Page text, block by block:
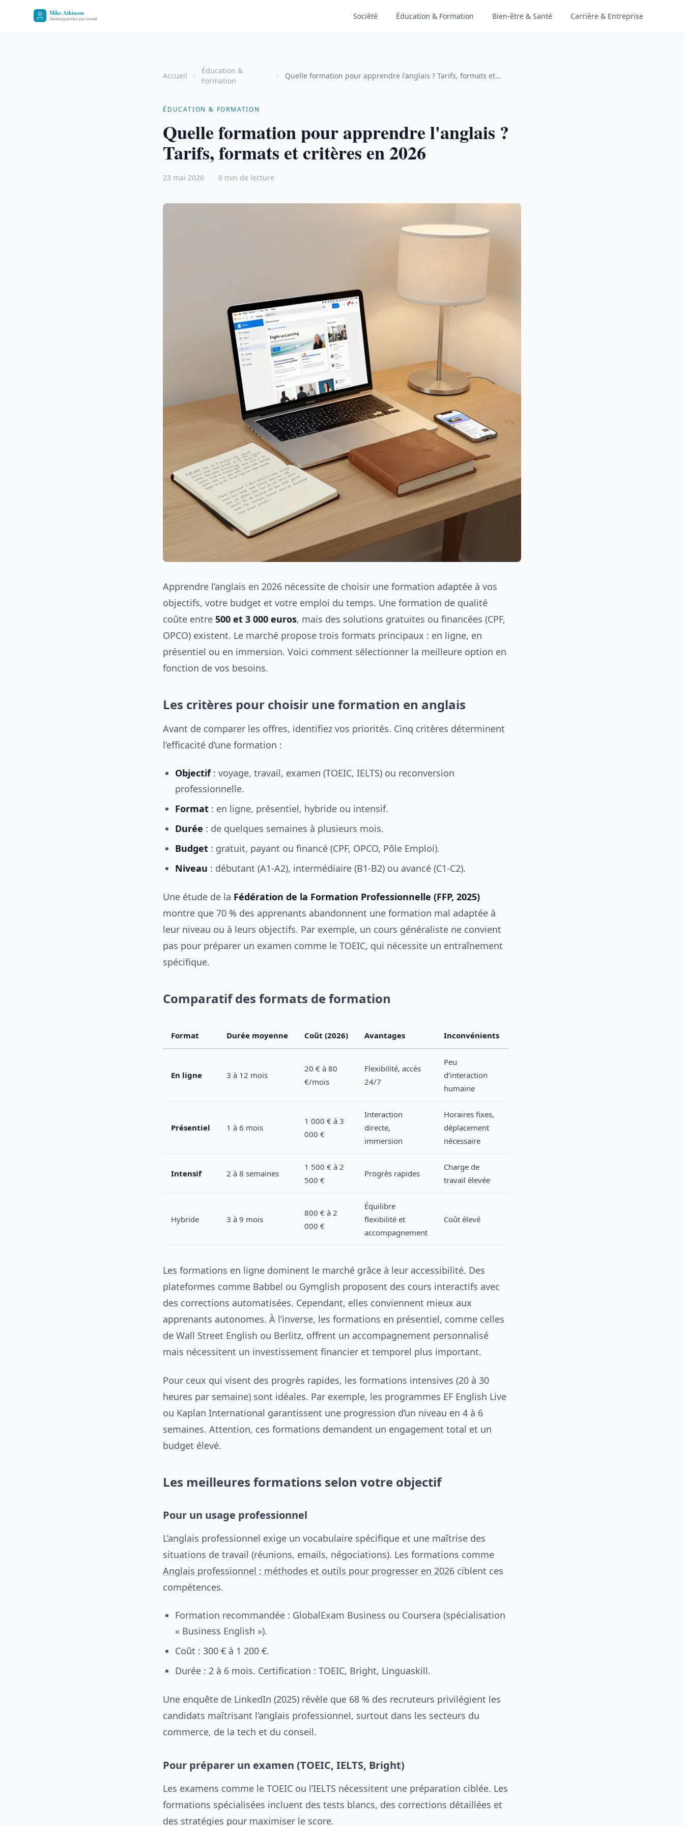
Société Éducation & Formation Bien-être & Santé Carrière & Entreprise
Accueil
Éducation &
Formation
Quelle formation pour apprendre l'anglais ? Tarifs, formats et
ÉDUCATION & FORMATION
Quelle formation pour apprendre l'anglais ?
Tarifs, formats et critères en 2026
23 mai 2026 · 6 min de lecture
Apprendre l’anglais en 2026 nécessite de choisir une formation adaptée à vos
objectifs, votre budget et votre emploi du temps. Une formation de qualité
coûte entre 500 et 3 000 euros, mais des solutions gratuites ou financées (CPF,
OPCO) existent. Le marché propose trois formats principaux : en ligne, en
présentiel ou en immersion. Voici comment sélectionner la meilleure option en
fonction de vos besoins.
Les critères pour choisir une formation en anglais
Avant de comparer les offres, identifiez vos priorités. Cinq critères déterminent
l’efficacité d’une formation :
Objectif: voyage, travail, examen (TOEIC, IELTS) ou reconversion
professionnelle.
Format : en ligne, présentiel, hybride ou intensif.
Durée : de quelques semaines à plusieurs mois.
Budget : gratuit, payant ou financé (CPF, OPCO, Pôle Emploi).
Niveau : débutant (A1-A2), intermédiaire (B1-B2) ou avancé (C1-C2).
Une étude de la Fédération de la Formation Professionnelle (FFP, 2025)
montre que 70 % des apprenants abandonnent une formation mal adaptée à
leur niveau ou à leurs objectifs. Par exemple, un cours généraliste ne convient
pas pour préparer un examen comme le TOEIC, qui nécessite un entraînement
spécifique.
Comparatif des formats de formation
Format Durée moyenne Coût (2026) Avantages Inconvénients
En ligne 3 à 12 mois
20 € à 80
€/mois
Flexibilité, accès
24/7
Peu
d’interaction
humaine
Présentiel 1 à 6 mois
1 000 € à 3
000 €
Interaction
directe,
immersion
Horaires fixes,
déplacement
nécessaire
Intensif 2 à 8 semaines
1 500 € à 2
500 €
Progrès rapides
Charge de
travail élevée
Hybride 3 à 9 mois
800 € à 2
000 €
Équilibre
flexibilité et
accompagnement
Coût élevé
Les formations en ligne dominent le marché grâce à leur accessibilité. Des
plateformes comme Babbel ou Gymglish proposent des cours interactifs avec
des corrections automatisées. Cependant, elles conviennent mieux aux
apprenants autonomes. À l’inverse, les formations en présentiel, comme celles
de Wall Street English ou Berlitz, offrent un accompagnement personnalisé
mais nécessitent un investissement financier et temporel plus important.
Pour ceux qui visent des progrès rapides, les formations intensives (20 à 30
heures par semaine) sont idéales. Par exemple, les programmes EF English Live
ou Kaplan International garantissent une progression d’un niveau en 4 à 6
semaines. Attention, ces formations demandent un engagement total et un
budget élevé.
Les meilleures formations selon votre objectif
Pour un usage professionnel
L’anglais professionnel exige un vocabulaire spécifique et une maîtrise des
situations de travail (réunions, emails, négociations). Les formations comme
Anglais professionnel : méthodes et outils pour progresser en 2026 ciblent ces
compétences.
Formation recommandée : GlobalExam Business ou Coursera (spécialisation
« Business English »).
Coût : 300 € à 1 200 €.
Durée : 2 à 6 mois. Certification : TOEIC, Bright, Linguaskill.
Une enquête de LinkedIn (2025) révèle que 68 % des recruteurs privilégient les
candidats maîtrisant l’anglais professionnel, surtout dans les secteurs du
commerce, de la tech et du conseil.
Pour préparer un examen (TOEIC, IELTS, Bright)
Les examens comme le TOEIC ou l’IELTS nécessitent une préparation ciblée. Les
formations spécialisées incluent des tests blancs, des corrections détaillées et
des stratégies pour maximiser le score.